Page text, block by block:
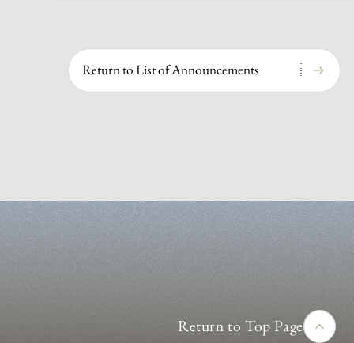
Return to List of Announcements
Return to Top Page